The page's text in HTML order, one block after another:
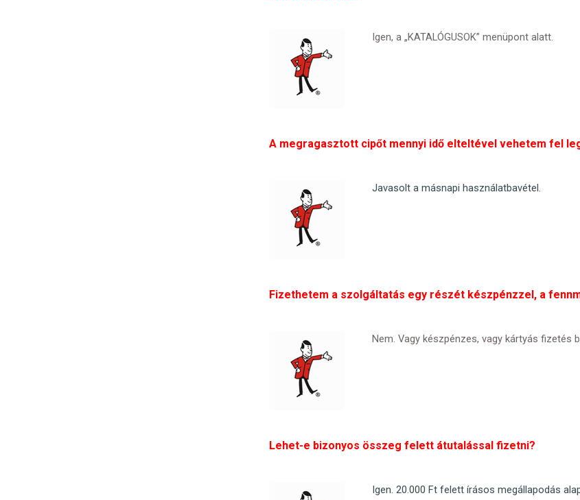
Igen, a „KATALÓGUSOK” menüpont alatt.
A megragasztott cipőt mennyi idő elteltével vehetem fel
Javasolt a másnapi használatbavétel.
Fizethetem a szolgáltatás egy részét készpénzzel, a
Nem. Vagy készpénzes, vagy kártyás fizetés
Lehet-e bizonyos összeg felett átutalással fizetni?
Igen. 20.000 Ft felett írásos megállapodás